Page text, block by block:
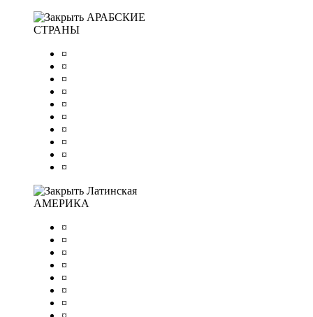
АРАБСКИЕ
СТРАНЫ
¤
¤
¤
¤
¤
¤
¤
¤
¤
¤
Латинская
АМЕРИКА
¤
¤
¤
¤
¤
¤
¤